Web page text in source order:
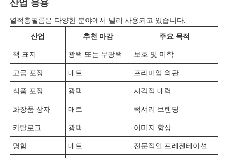
열적층필름은 다양한 분야에서 널리 사용되고 있습니다.
산업
추천 마감
주요 목적
책 표지
광택 또는 무광택
보호 및 미학
고급 포장
매트
프리미엄 외관
식품 포장
광택
시각적 매력
화장품 상자
매트
럭셔리 브랜딩
카탈로그
광택
이미지 향상
명함
매트
전문적인 프레젠테이션